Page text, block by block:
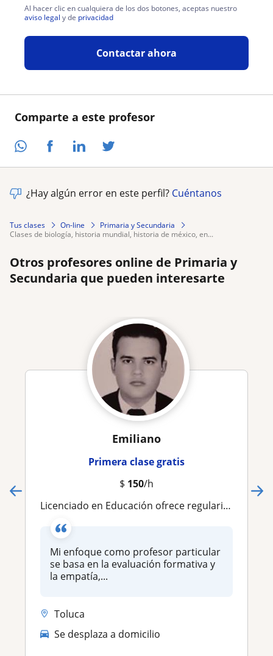
Comparte a este profesor
Al hacer clic en cualquiera de los dos botones, aceptas nuestro
aviso legal y de privacidad
Contactar ahora
¿Hay algún error en este perfil? Cuéntanos
Tus clases On-line
Primaria y Secundaria
clases de biología, historia mundial, historia de méxico, en...
Otros profesores online de Primaria y
Secundaria que pueden interesarte
Emiliano
Primera clase gratis
$ 150/h
Licenciado en Educación ofrece regularización pedagógica y técnicas de estudio mediante una metodología formativa, empática y pers
Mi enfoque como profesor particular
se basa en la evaluación formativa y
la empatía,...
Toluca
Se desplaza a domicilio